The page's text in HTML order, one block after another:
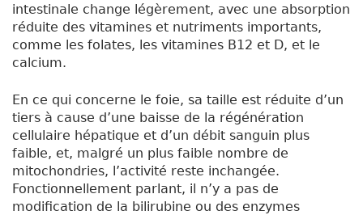
intestinale change légèrement, avec une absorption
réduite des vitamines et nutriments importants,
comme les folates, les vitamines B12 et D, et le
calcium.
En ce qui concerne le foie, sa taille est réduite d’un
tiers à cause d’une baisse de la régénération
cellulaire hépatique et d’un débit sanguin plus
faible, et, malgré un plus faible nombre de
mitochondries, l’activité reste inchangée.
Fonctionnellement parlant, il n’y a pas de
modification de la bilirubine ou des enzymes